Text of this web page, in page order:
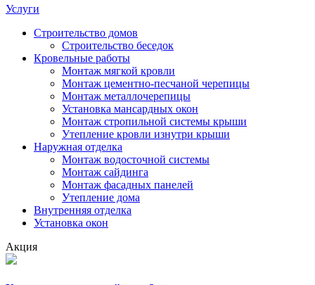
Услуги
Строительство домов
Строительство беседок
Кровельные работы
Монтаж мягкой кровли
Монтаж цементно-песчаной черепицы
Монтаж металлочерепицы
Установка мансардных окон
Монтаж стропильной системы крыши
Утепление кровли изнутри крыши
Наружная отделка
Монтаж водосточной системы
Монтаж сайдинга
Монтаж фасадных панелей
Утепление дома
Внутренняя отделка
Установка окон
Акция